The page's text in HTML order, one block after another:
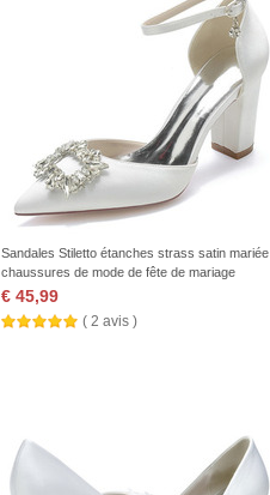
Sandales Stiletto étanches strass satin mariée
chaussures de mode de fête de mariage
€ 45,99
( 2 avis )